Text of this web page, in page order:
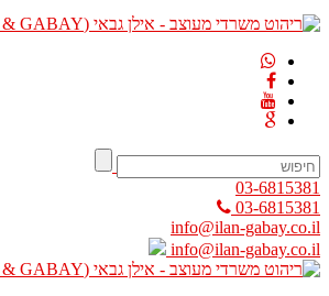
03-6815381
03-6815381
info@ilan-gabay.co.il
info@ilan-gabay.co.il